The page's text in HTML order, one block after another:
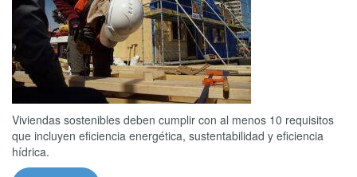
Viviendas sostenibles deben cumplir con al menos 10 requisitos
que incluyen eficiencia energética, sustentabilidad y eficiencia
hídrica.